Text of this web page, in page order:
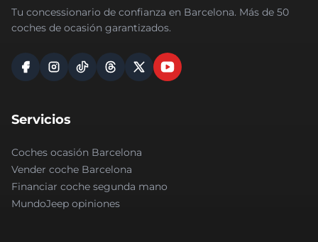
Tu concessionario de confianza en Barcelona. Más de 50
coches de ocasión garantizados.
Servicios
Coches ocasión Barcelona
Vender coche Barcelona
Financiar coche segunda mano
MundoJeep opiniones